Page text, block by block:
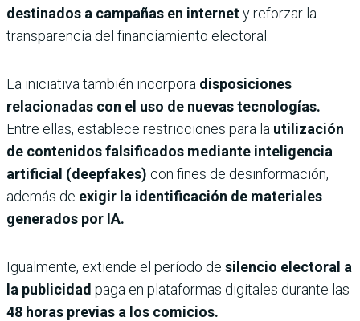
destinados a campañas en internety reforzar la
transparencia del financiamiento electoral.
La iniciativa también incorpora disposiciones
relacionadas con el uso de nuevas tecnologías.
Entre ellas, establece restricciones para la utilización
de contenidos falsificados mediante inteligencia
artificial (deepfakes) con fines de desinformación,
además de exigir la identificación de materiales
generados por IA.
Igualmente, extiende el período de silencio electoral a
la publicidad paga en plataformas digitales durante las
48 horas previas a los comicios.